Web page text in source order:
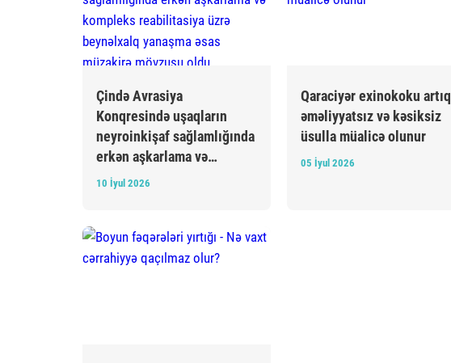
Çində Avrasiya
Konqresində uşaqların
neyroinkişaf sağlamlığında
erkən aşkarlama və
kompleks reabilitasiya
oldu
10 İyul 2026
Qaraciyər exinokoku artıq
əməliyyatsız və kəsiksiz
üsulla müalicə olunur
05 İyul 2026